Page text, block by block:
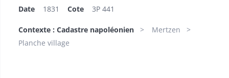
Date 1831 Cote 3P 441
Contexte : Cadastre napoléonien
Mertzen
Planche village